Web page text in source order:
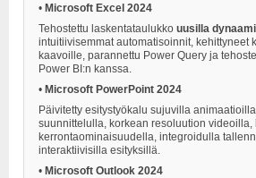
• Microsoft Excel 2024
Tehostettu laskentataulukko uusilla
intuitiivisemmat automatisoinnit, kehittyneet
kaavoille, parannettu Power Query ja
Power BI:n kanssa.
• Microsoft PowerPoint 2024
Päivitetty esitystyökalu sujuvilla
suunnittelulla, korkean resoluution videoilla,
kerrontaominaisuudella, integroidulla
interaktiivisilla esityksillä.
• Microsoft Outlook 2024